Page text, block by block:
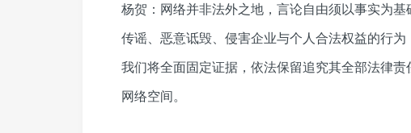
杨贺：网络并非法外之地，言论自由须以事实为基
传谣、恶意诋毁、侵害企业与个人合法权益的行
我们将全面固定证据，依法保留追究其全部法律
网络空间。